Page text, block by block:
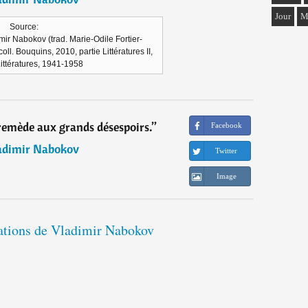
Source:
Nabokov (trad. Marie-Odile Fortier-
Bouquins, 2010, partie Littératures II,
1941-1958
aux grands désespoirs.”
Nabokov
Facebook
Twitter
Image
de Vladimir Nabokov
Jour